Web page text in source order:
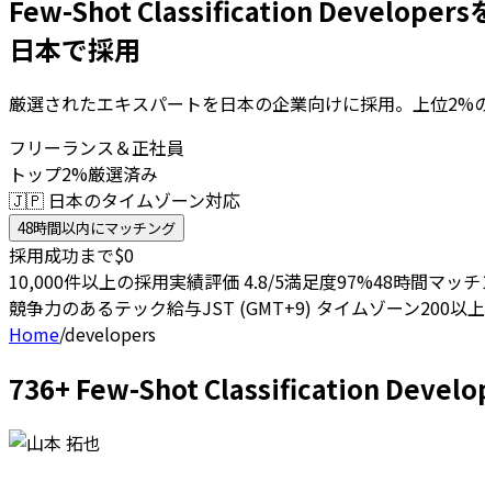
Few-Shot Classification Developers
日本で採用
厳選されたエキスパートを日本の企業向けに採用。上位2%
フリーランス＆正社員
トップ2%厳選済み
🇯🇵 日本のタイムゾーン対応
48時間以内にマッチング
採用成功まで$0
10,000件以上の採用実績評価 4.8/5満足度97%48時間マッ
競争力のあるテック給与JST (GMT+9) タイムゾーン200以
Home/developers
736+ Few-Shot Classification